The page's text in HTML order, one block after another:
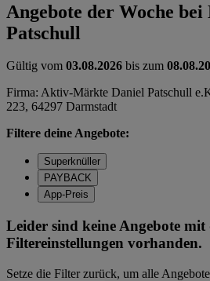
Angebote der Woche
Patschull
Gültig vom 03.08.2026 bis zum
Firma: Aktiv-Märkte Daniel Patschull
223, 64297 Darmstadt
Filtere deine Angebote:
Superknüller
PAYBACK
App-Preis
Leider sind keine Angebote mit
Filtereinstellungen vorhanden.
Setze die Filter zurück, um alle